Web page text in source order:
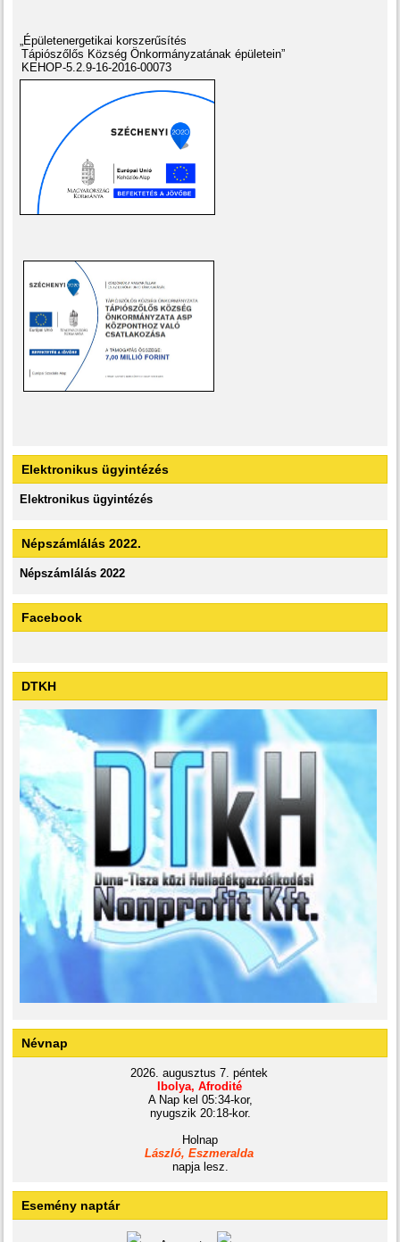
„Épületenergetikai korszerűsítés
Tápiószőlős Község Önkormányzatának épületein”
KEHOP-5.2.9-16-2016-00073
Elektronikus ügyintézés
Elektronikus ügyintézés
Népszámlálás 2022.
Népszámlálás 2022
Facebook
DTKH
Névnap
2026. augusztus 7. péntek
Ibolya, Afrodité
A Nap kel 05:34-kor,
nyugszik 20:18-kor.
Holnap
László, Eszmeralda
napja lesz.
Esemény naptár